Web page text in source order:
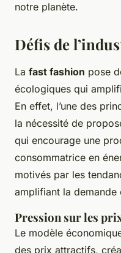
notre planète.
Défis de
La fast fashion pose
écologiques qui
En effet, l’une des
la nécessité de
qui encourage une
consommatrice en
motivés par les
amplifiant la
Pression sur les
Le modèle
des prix attractifs,